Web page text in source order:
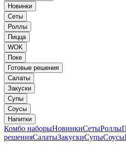
Новинки
Сеты
Роллы
Пицца
WOK
Поке
Готовые решения
Салаты
Закуски
Супы
Соусы
Напитки
Комбо наборыНовинкиСетыРоллы
решенияСалатыЗакускиСупыСоусы